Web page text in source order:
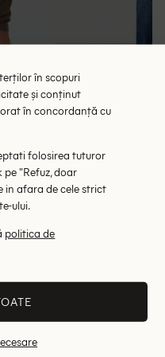
Bluza
în scopuri
și conținut
în concordanță cu
folosirea tuturor
"Refuz, doar
in afara de cele strict
ului.
politica de